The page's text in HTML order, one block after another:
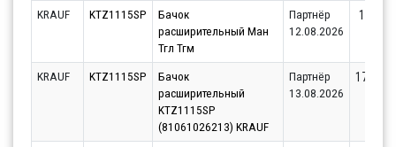
KRAUF KTZ1115SP
Бачок
расширительный Ман
Тгл Тгм
Партнёр
12.08.2026
KRAUF KTZ1115SP
Бачок
расширительный
KTZ1115SP
(81061026213) KRAUF
Партнёр
13.08.2026